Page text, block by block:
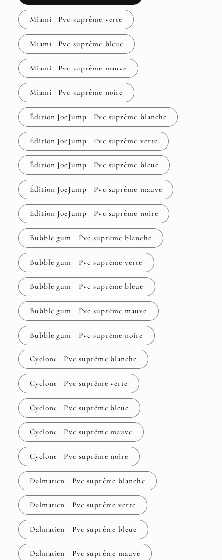
Miami | Pvc suprême verte
Miami | Pvc suprême bleue
Miami | Pvc suprême mauve
Miami | Pvc suprême noire
Édition JoeJump | Pvc suprême blanche
Édition JoeJump | Pvc suprême verte
Édition JoeJump | Pvc suprême bleue
Édition JoeJump | Pvc suprême mauve
Édition JoeJump | Pvc suprême noire
Bubble gum | Pvc suprême blanche
Bubble gum | Pvc suprême verte
Bubble gum | Pvc suprême bleue
Bubble gum | Pvc suprême mauve
Bubble gum | Pvc suprême noire
Cyclone | Pvc suprême blanche
Cyclone | Pvc suprême verte
Cyclone | Pvc suprême bleue
Cyclone | Pvc suprême mauve
Cyclone | Pvc suprême noire
Dalmatien | Pvc suprême blanche
Dalmatien | Pvc suprême verte
Dalmatien | Pvc suprême bleue
Dalmatien | Pvc suprême mauve